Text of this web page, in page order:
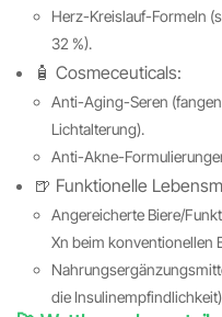
Herz-Kreislauf-Formeln
32 %).
🧴 Cosmeceuticals:
Anti-Aging-Seren
Lichtalterung).
Anti-Akne-
🍺 Funktionelle
Angereicherte Biere/
Xn beim konventionellen
die